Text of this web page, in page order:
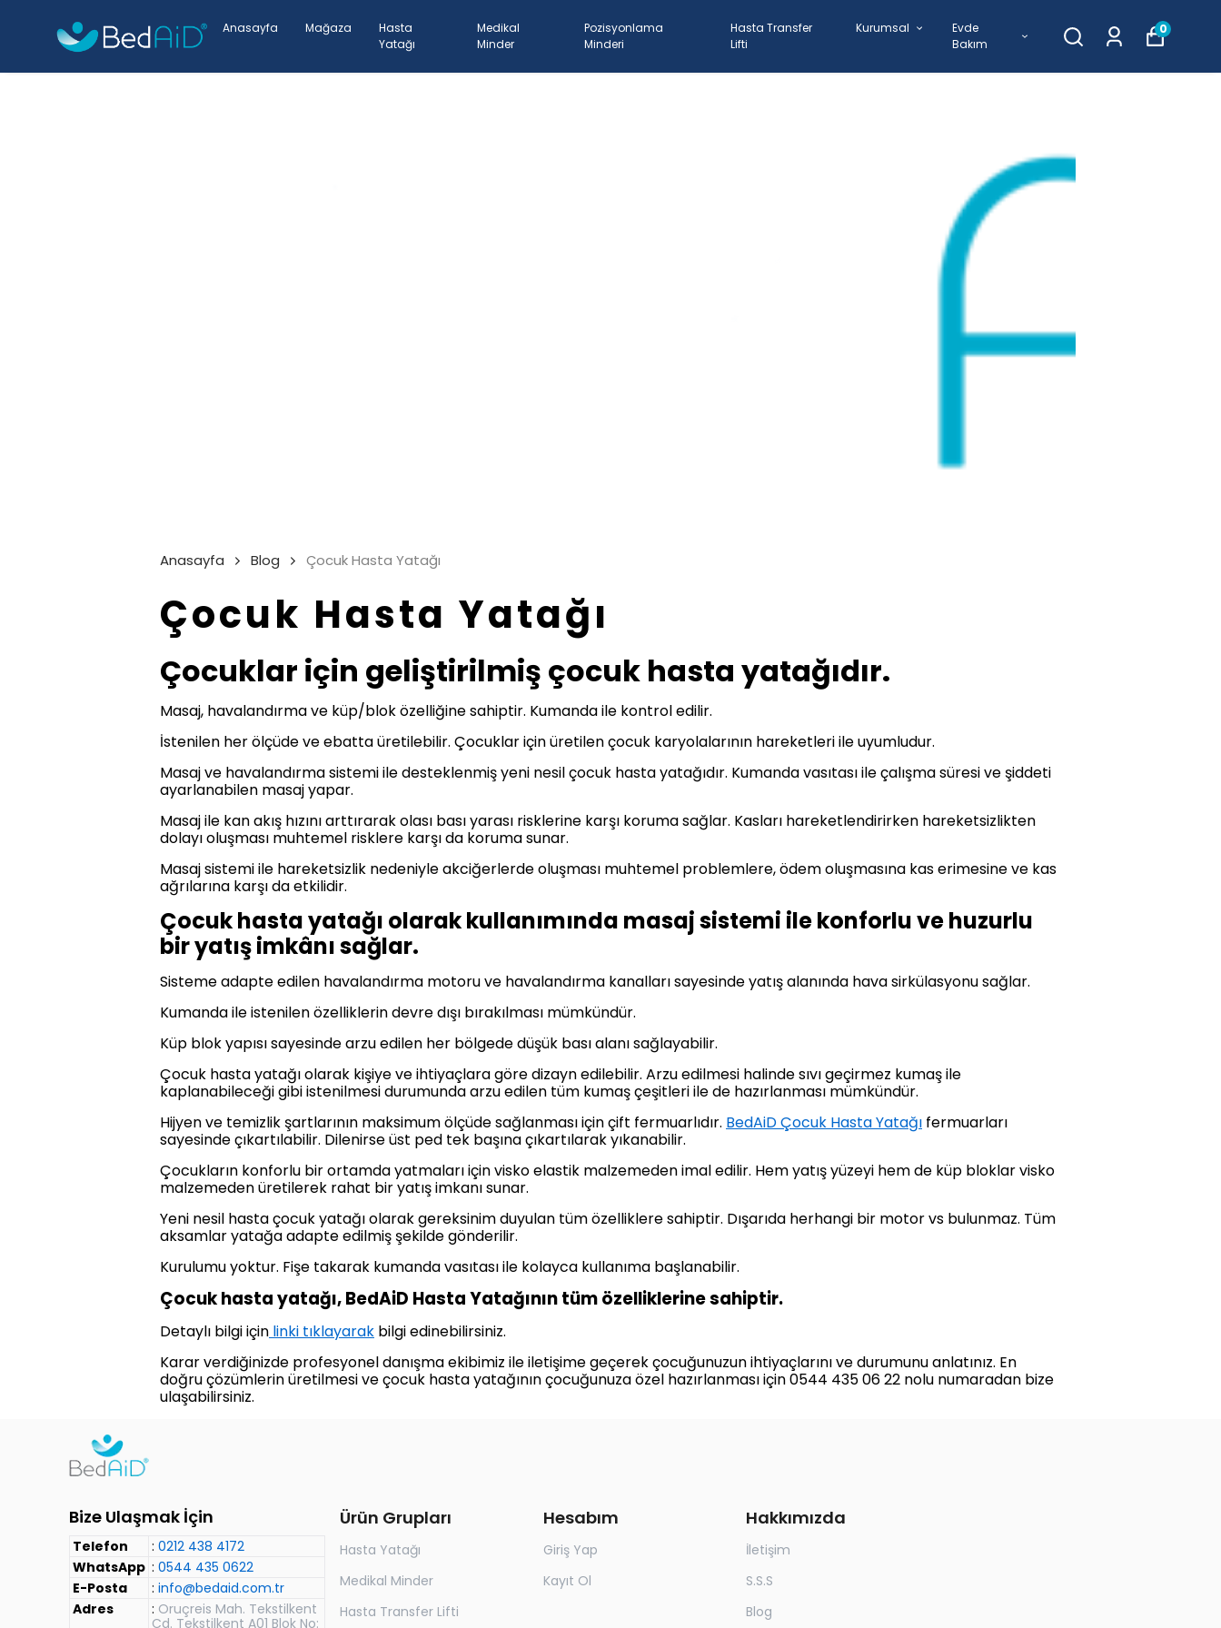
Anasayfa Mağaza
Hasta
Yatağı
Medikal
Minder
Pozisyonlama
Minderi
Hasta Transfer
Lifti
Kurumsal
Evde
Bakım
0
Anasayfa Blog Çocuk Hasta Yatağı
Çocuk Hasta Yatağı
Çocuklar için geliştirilmiş çocuk hasta yatağıdır.
Masaj, havalandırma ve küp/blok özelliğine sahiptir. Kumanda ile kontrol edilir.
İstenilen her ölçüde ve ebatta üretilebilir. Çocuklar için üretilen çocuk karyolalarının hareketleri ile uyumludur.
Masaj ve havalandırma sistemi ile desteklenmiş yeni nesil çocuk hasta yatağıdır. Kumanda vasıtası ile çalışma süresi ve şiddeti
ayarlanabilen masaj yapar.
Masaj ile kan akış hızını arttırarak olası bası yarası risklerine karşı koruma sağlar. Kasları hareketlendirirken hareketsizlikten
dolayı oluşması muhtemel risklere karşı da koruma sunar.
Masaj sistemi ile hareketsizlik nedeniyle akciğerlerde oluşması muhtemel problemlere, ödem oluşmasına kas erimesine ve kas
ağrılarına karşı da etkilidir.
Çocuk hasta yatağı olarak kullanımında masaj sistemi ile konforlu ve huzurlu
bir yatış imkânı sağlar.
Sisteme adapte edilen havalandırma motoru ve havalandırma kanalları sayesinde yatış alanında hava sirkülasyonu sağlar.
Kumanda ile istenilen özelliklerin devre dışı bırakılması mümkündür.
Küp blok yapısı sayesinde arzu edilen her bölgede düşük bası alanı sağlayabilir.
Çocuk hasta yatağı olarak kişiye ve ihtiyaçlara göre dizayn edilebilir. Arzu edilmesi halinde sıvı geçirmez kumaş ile
kaplanabileceği gibi istenilmesi durumunda arzu edilen tüm kumaş çeşitleri ile de hazırlanması mümkündür.
Hijyen ve temizlik şartlarının maksimum ölçüde sağlanması için çift fermuarlıdır. BedAiD Çocuk Hasta Yatağı fermuarları
sayesinde çıkartılabilir. Dilenirse üst ped tek başına çıkartılarak yıkanabilir.
Çocukların konforlu bir ortamda yatmaları için visko elastik malzemeden imal edilir. Hem yatış yüzeyi hem de küp bloklar visko
malzemeden üretilerek rahat bir yatış imkanı sunar.
Yeni nesil hasta çocuk yatağı olarak gereksinim duyulan tüm özelliklere sahiptir. Dışarıda herhangi bir motor vs bulunmaz. Tüm
aksamlar yatağa adapte edilmiş şekilde gönderilir.
Kurulumu yoktur. Fişe takarak kumanda vasıtası ile kolayca kullanıma başlanabilir.
Çocuk hasta yatağı, BedAiD Hasta Yatağının tüm özelliklerine sahiptir.
Detaylı bilgi için linki tıklayarak bilgi edinebilirsiniz.
Karar verdiğinizde profesyonel danışma ekibimiz ile iletişime geçerek çocuğunuzun ihtiyaçlarını ve durumunu anlatınız. En
doğru çözümlerin üretilmesi ve çocuk hasta yatağının çocuğunuza özel hazırlanması için 0544 435 06 22 nolu numaradan bize
ulaşabilirsiniz.
Ürün Grupları
Hasta Yatağı
Medikal Minder
Hasta Transfer Lifti
Hesabım
Giriş Yap
Kayıt Ol
Hakkımızda
İletişim
S.S.S
Blog
Bize Ulaşmak İçin
Telefon : 0212 438 4172
WhatsApp : 0544 435 0622
E-Posta
: info@bedaid.com.tr
Adres
: Oruçreis Mah. Tekstilkent
Cd. Tekstilkent A01 Blok No: